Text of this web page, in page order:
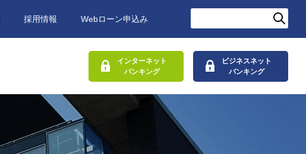
採用情報 Webローン申込み
インターネット
バンキング
ビジネスネット
バンキング